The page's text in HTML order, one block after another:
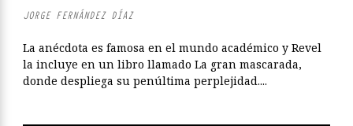
JORGE FERNÁNDEZ DÍAZ
La anécdota es famosa en el mundo académico y Revel
la incluye en un libro llamado La gran mascarada,
donde despliega su penúltima perplejidad....